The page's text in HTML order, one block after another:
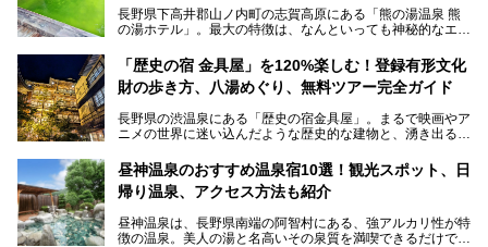
本記事では、地獄谷野猿公苑の魅力や見どころ、サルと温泉
との関係性、地獄谷周辺の観光スポットについて紹介しま
ので、野生のサルを観察する貴重な自然体験と温泉をあわせ
て楽しみたい人は、ぜひ参考にしてください。
長野県下高井郡山ノ内町の志賀高原にある「熊の湯温泉 熊
の湯ホテル」。最大の特徴は、なんといっても神秘的なエメ
リピートするファンも多い温泉です。冬はスキーと一緒に楽
しみたい極上の温泉を紹介します。
「歴史の宿 金具屋」を120%楽しむ！登録有形文化
財の歩き方、八湯めぐり、無料ツアー完全ガイド
長野県の渋温泉にある「歴史の宿金具屋」。まるで映画やア
ニメの世界に迷い込んだような歴史的な建物と、湧き出る温
を隅々まで楽しみたいですよね。この記事では、金具屋での
滞在を最高の思い出にするための「楽しみ方」を徹底的にご
紹介します！
昼神温泉のおすすめ温泉宿10選！観光スポット、日
帰り温泉、アクセス方法も紹介
昼神温泉は、長野県南端の阿智村にある、強アルカリ性が特
徴の温泉。美人の湯と名高いその泉質を満喫できるだけでな